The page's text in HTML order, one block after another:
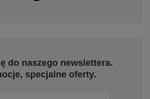
do naszego newslettera.
specjalne oferty.